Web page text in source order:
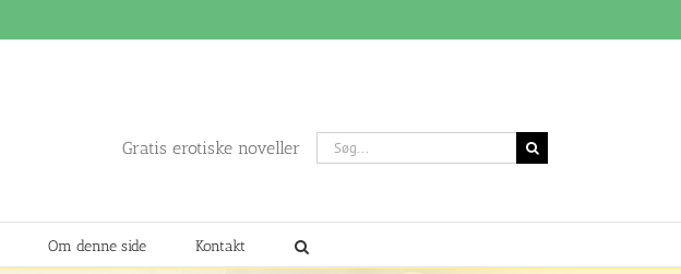
Gratis erotiske noveller
Søg
efter:
Om denne side Kontakt